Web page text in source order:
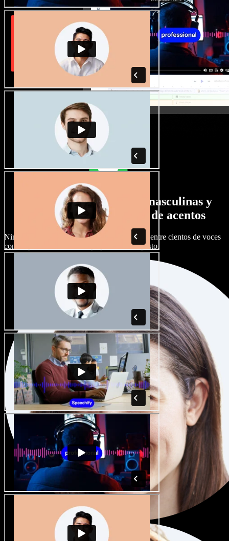
Gran selección de voces masculinas y
femeninas con todo tipo de acentos
Ningún proyecto tiene que sonar igual. Elige entre cientos de voces
con IA y acentos distintos, y ajústalas a tu gusto.